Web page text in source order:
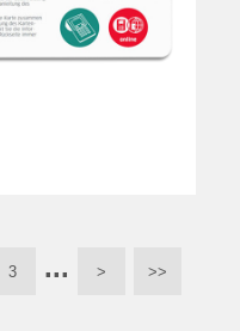
3 ... > >>